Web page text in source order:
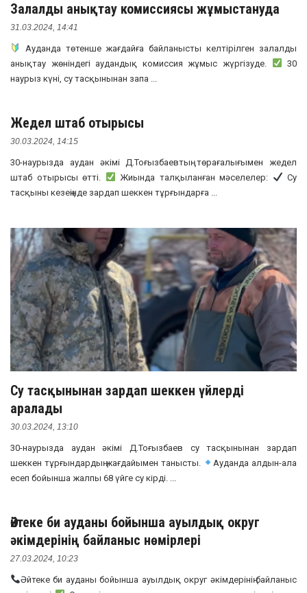
Залалды анықтау комиссиясы жұмыстануда
31.03.2024, 14:41
Ауданда төтенше жағдайға байланысты келтірілген залалды
анықтау жөніндегі аудандық комиссия жұмыс жүргізуде.
30
наурыз күні, су тасқынынан запа ...
Жедел штаб отырысы
30.03.2024, 14:15
30-наурызда аудан әкімі Д.Тоғызбаевтың төрағалығымен жедел
штаб отырысы өтті.
Жиында талқыланған мәселелер:
Су
тасқыны кезеңінде зардап шеккен тұрғындарға ...
Су тасқынынан зардап шеккен үйлерді
аралады
30.03.2024, 13:10
30-наурызда аудан әкімі Д.Тоғызбаев су тасқынынан зардап
шеккен тұрғындардың жағдайымен танысты.
Ауданда алдын-ала
есеп бойынша жалпы 68 үйге су кірді. ...
Әйтеке би ауданы бойынша ауылдық округ
әкімдерінің байланыс нөмірлері
27.03.2024, 10:23
Әйтеке би ауданы бойынша ауылдық округ әкімдерінің байланыс